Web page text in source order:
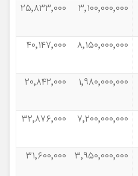
۳٬۱۰۰٬۰۰۰٬۰۰۰ ۲۵٬۸۳۳٬۰۰۰
۸٬۱۵۰٬۰۰۰٬۰۰۰ ۴۰٬۱۴۷٬۰۰۰
۱٬۹۸۰٬۰۰۰٬۰۰۰ ۲۰٬۸۴۲٬۰۰۰
۷٬۲۰۰٬۰۰۰٬۰۰۰ ۳۲٬۸۷۶٬۰۰۰
۳٬۹۵۰٬۰۰۰٬۰۰۰ ۳۱٬۶۰۰٬۰۰۰